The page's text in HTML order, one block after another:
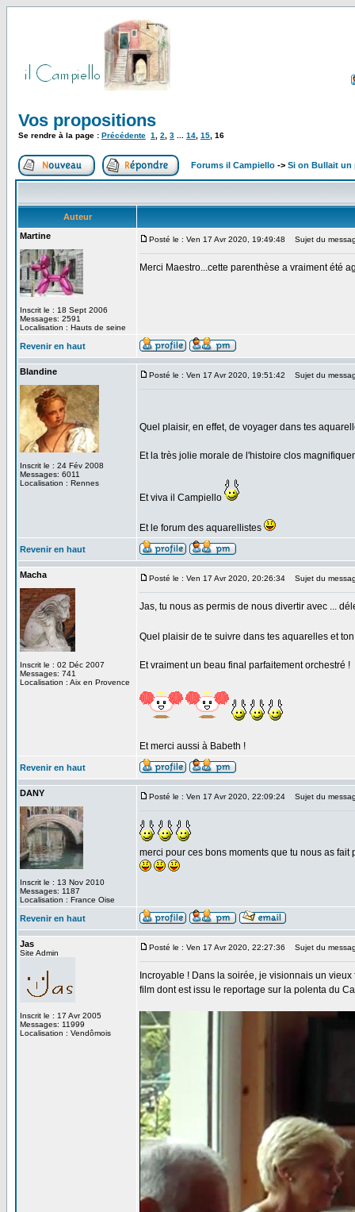
Vos propositions
Se rendre à la page : Précédente 1 2 3 14 15 16
Forums il Campiello -> Si on Bullait un
Auteur
Martine
Inscrit le : 18 Sept 2006
Messages: 2591
Localisation : Hauts de seine
Posté le : Ven 17 Avr 2020, 19:49:48 Sujet du
Merci Maestro...cette parenthèse a vraiment été
Revenir en haut
Blandine
Inscrit le : 24 Fév 2008
Messages: 6011
Localisation : Rennes
Posté le : Ven 17 Avr 2020, 19:51:42 Sujet du
Quel plaisir, en effet, de voyager dans tes
Et la très jolie morale de l'histoire clos
Et viva il Campiello
Et le forum des aquarellistes
Revenir en haut
Macha
Inscrit le : 02 Déc 2007
Messages: 741
Localisation : Aix en Provence
Posté le : Ven 17 Avr 2020, 20:26:34 Sujet du
Jas, tu nous as permis de nous divertir avec ...
Quel plaisir de te suivre dans tes aquarelles et
Et vraiment un beau final parfaitement orchestré !
Et merci aussi à Babeth !
Revenir en haut
DANY
Inscrit le : 13 Nov 2010
Messages: 1187
Localisation : France Oise
Posté le : Ven 17 Avr 2020, 22:09:24 Sujet du
merci pour ces bons moments que tu nous as fait
Revenir en haut
Jas
Site Admin
Inscrit le : 17 Avr 2005
Messages: 11999
Localisation : Vendômois
Posté le : Ven 17 Avr 2020, 22:27:36 Sujet du
Incroyable ! Dans la soirée, je visionnais un
film dont est issu le reportage sur la polenta du